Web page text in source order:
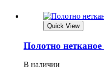
Quick View
Полотно
В наличии